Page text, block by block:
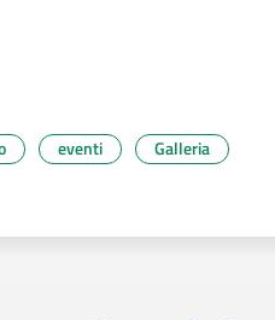
eventi Galleria